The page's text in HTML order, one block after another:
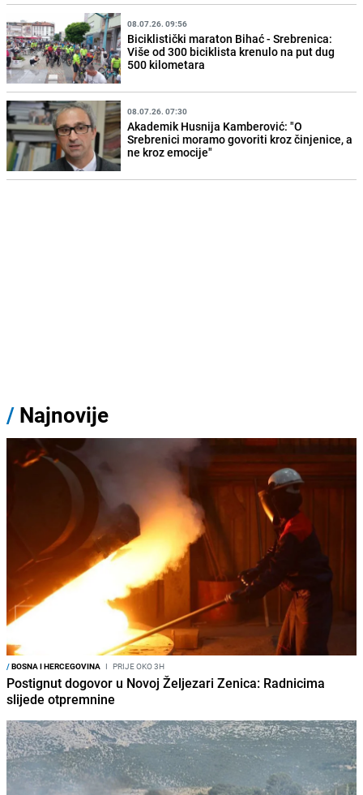
08.07.26. 09:56
Biciklistički maraton Bihać - Srebrenica:
Više od 300 biciklista krenulo na put dug
500 kilometara
08.07.26. 07:30
Akademik Husnija Kamberović: "O
Srebrenici moramo govoriti kroz činjenice, a
ne kroz emocije"
/ Najnovije
/BOSNA I HERCEGOVINA I PRIJE OKO 3H
Postignut dogovor u Novoj Željezari Zenica: Radnicima
slijede otpremnine